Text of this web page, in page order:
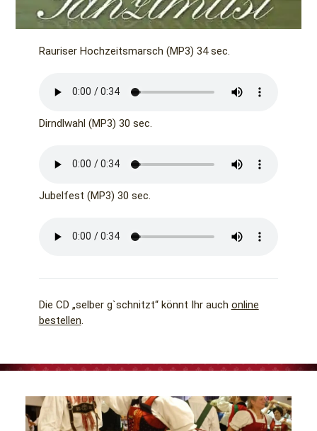
Rauriser Hochzeitsmarsch (MP3) 34 sec.
Dirndlwahl (MP3) 30 sec.
Jubelfest (MP3) 30 sec.
Die CD „selber g`schnitzt“ könnt Ihr auch online
bestellen.